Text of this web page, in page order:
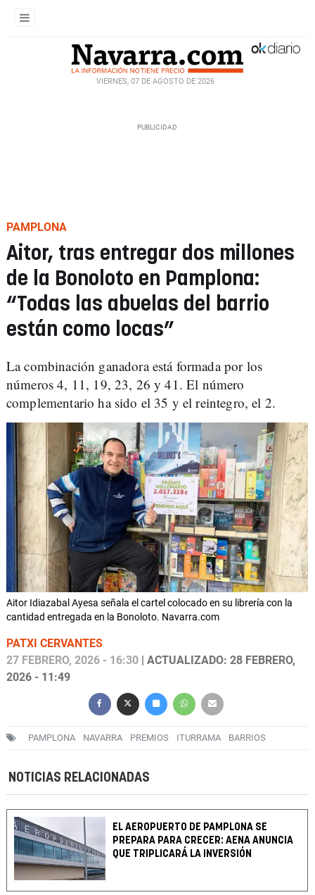
VIERNES, 07 DE AGOSTO DE 2026
PAMPLONA
Aitor, tras entregar dos millones
de la Bonoloto en Pamplona:
“Todas las abuelas del barrio
están como locas”
La combinación ganadora está formada por los
números 4, 11, 19, 23, 26 y 41. El número
complementario ha sido el 35 y el reintegro, el 2.
Aitor Idiazabal Ayesa señala el cartel colocado en su librería con la
cantidad entregada en la Bonoloto. Navarra.com
PATXI CERVANTES
27 FEBRERO, 2026 - 16:30 | ACTUALIZADO: 28 FEBRERO,
2026 - 11:49
PAMPLONA NAVARRA PREMIOS ITURRAMA BARRIOS
NOTICIAS RELACIONADAS
EL AEROPUERTO DE PAMPLONA SE
PREPARA PARA CRECER: AENA ANUNCIA
QUE TRIPLICARÁ LA INVERSIÓN